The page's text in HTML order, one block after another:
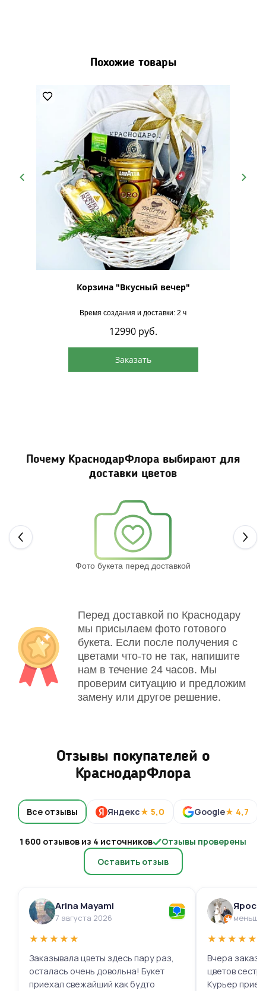
Похожие товары
Корзина "Вкусный вечер"
Время создания и доставки: 2 ч
12990 руб.
Заказать
Почему КраснодарФлора выбирают для
доставки цветов
Фото букета перед доставкой
Перед доставкой по Краснодару
мы присылаем фото готового
букета. Если после получения с
цветами что-то не так, напишите
нам в течение 24 часов. Мы
проверим ситуацию и предложим
замену или другое решение.
Отзывы покупателей о
КраснодарФлора
Все отзывы Яндекс★ 5,0 Google★ 4,7
1 600 отзывов из 4 источников
Отзывы проверены
Оставить отзыв
Arina Mayami
7 августа 2026
★★★★★
Заказывала цветы здесь пару раз,
осталась очень довольна! Букет
приехал свежайший как будто
меньше
★★★★★
Вчера
цветов
Курьер